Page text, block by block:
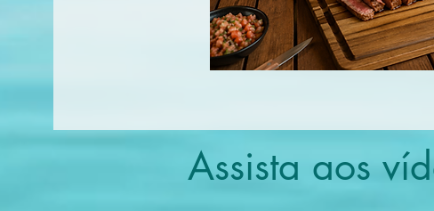
Assista aos